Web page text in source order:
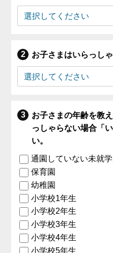
お子さまはいらっしゃ
お子さまの年齢を教
っしゃらない場合「
い。
通園していない未就
保育園
幼稚園
小学校1年生
小学校2年生
小学校3年生
小学校4年生
小学校5年生